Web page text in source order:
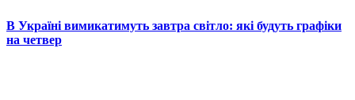
В Україні вимикатимуть завтра світло: які будуть графіки
на четвер